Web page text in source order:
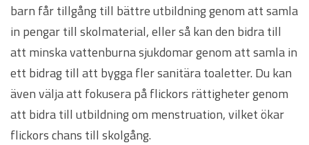
barn får tillgång till bättre utbildning genom att samla
in pengar till skolmaterial, eller så kan den bidra till
att minska vattenburna sjukdomar genom att samla in
ett bidrag till att bygga fler sanitära toaletter. Du kan
även välja att fokusera på flickors rättigheter genom
att bidra till utbildning om menstruation, vilket ökar
flickors chans till skolgång.